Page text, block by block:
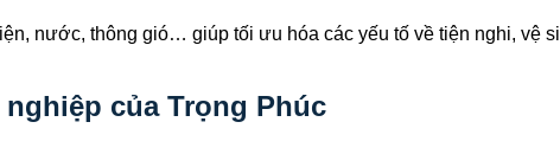
nước, thông gió… giúp tối ưu hóa các yếu tố về tiện nghi, vệ
của Trọng Phúc